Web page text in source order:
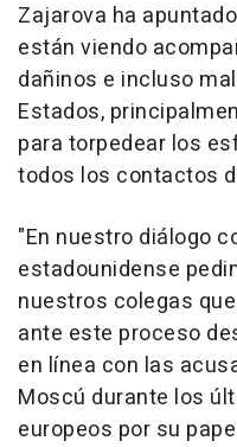
Zajarova ha
están viendo
dañinos e incluso
Estados,
para torpedear los
todos los contactos
"En nuestro diálogo
estadounidense
nuestros colegas
ante este proceso
en línea con las
Moscú durante los
europeos por su